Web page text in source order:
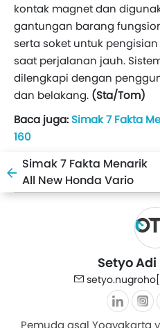
kontak magnet dan
gantungan barang
serta soket untuk
saat perjalanan jauh.
dilengkapi dengan
dan belakang. (Sta/Tom)
Baca juga: Simak 7 Fakta
160
Simak 7 Fakta Menarik
All New Honda Vario
160
Setyo
Pemuda asal Yogyakarta